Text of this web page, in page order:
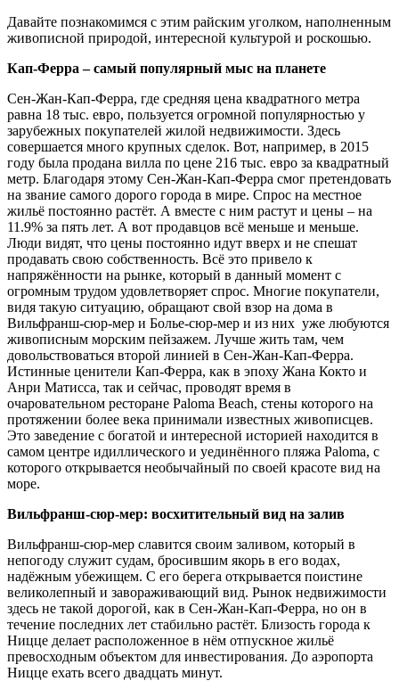
Давайте познакомимся с этим райским уголком, наполненным
живописной природой, интересной культурой и роскошью.
Кап-Ферра – самый популярный мыс на планете
Сен-Жан-Кап-Ферра, где средняя цена квадратного метра
равна 18 тыс. евро, пользуется огромной популярностью у
зарубежных покупателей жилой недвижимости. Здесь
совершается много крупных сделок. Вот, например, в 2015
году была продана вилла по цене 216 тыс. евро за квадратный
метр. Благодаря этому Сен-Жан-Кап-Ферра смог претендовать
на звание самого дорого города в мире. Спрос на местное
жильё постоянно растёт. А вместе с ним растут и цены – на
11.9% за пять лет. А вот продавцов всё меньше и меньше.
Люди видят, что цены постоянно идут вверх и не спешат
продавать свою собственность. Всё это привело к
напряжённости на рынке, который в данный момент с
огромным трудом удовлетворяет спрос. Многие покупатели,
видя такую ситуацию, обращают свой взор на дома в
Вильфранш-сюр-мер и Болье-сюр-мер и из них уже любуются
живописным морским пейзажем. Лучше жить там, чем
довольствоваться второй линией в Сен-Жан-Кап-Ферра.
Истинные ценители Кап-Ферра, как в эпоху Жана Кокто и
Анри Матисса, так и сейчас, проводят время в
очаровательном ресторане Paloma Beach, стены которого на
протяжении более века принимали известных живописцев.
Это заведение с богатой и интересной историей находится в
самом центре идиллического и уединённого пляжа Paloma, с
которого открывается необычайный по своей красоте вид на
море.
Вильфранш-сюр-мер: восхитительный вид на залив
Вильфранш-сюр-мер славится своим заливом, который в
непогоду служит судам, бросившим якорь в его водах,
надёжным убежищем. С его берега открывается поистине
великолепный и завораживающий вид. Рынок недвижимости
здесь не такой дорогой, как в Сен-Жан-Кап-Ферра, но он в
течение последних лет стабильно растёт. Близость города к
Ницце делает расположенное в нём отпускное жильё
превосходным объектом для инвестирования. До аэропорта
Ницце ехать всего двадцать минут.